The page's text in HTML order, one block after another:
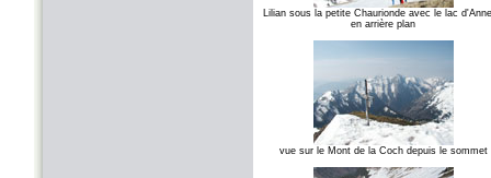
Lilian sous la petite Chaurionde avec le lac
en arrière plan
vue sur le Mont de la Coch depuis le sommet